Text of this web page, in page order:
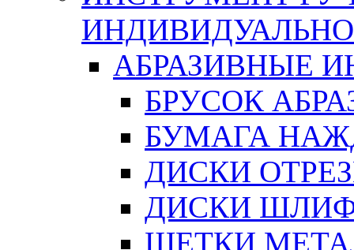
АБРАЗИВНЫЕ
БРУСОК
БУМАГА
ДИСКИ
ДИСКИ
ЩЕТКИ